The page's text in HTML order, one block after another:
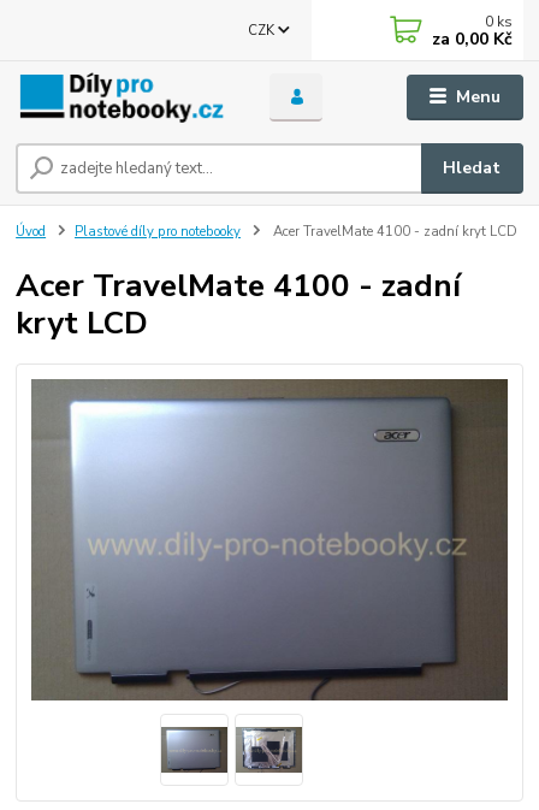
Menu
CZK
Hledat
0 ks
za 0,00 Kč
Úvod Plastové díly pro notebooky Acer TravelMate 4100 - zadní kryt LCD
Acer TravelMate 4100 - zadní
kryt LCD